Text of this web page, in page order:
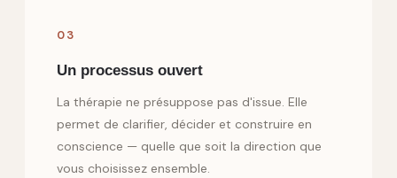
03
Un processus ouvert
La thérapie ne présuppose pas d'issue. Elle
permet de clarifier, décider et construire en
conscience — quelle que soit la direction que
vous choisissez ensemble.